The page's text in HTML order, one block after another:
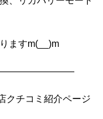
ますm(__)m
クチコミ紹介ページ